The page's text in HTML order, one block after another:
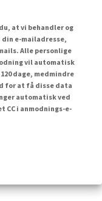
at vi behandler og
e-mailadresse,
Alle personlige
vil automatisk
dage, medmindre
for at få disse data
automatisk ved
i anmodnings-e-